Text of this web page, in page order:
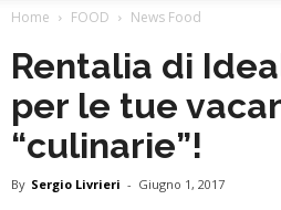
Home FOOD News Food
Rentalia di
per le tue
“culinarie”!
By Sergio Livrieri - Giugno 1, 2017